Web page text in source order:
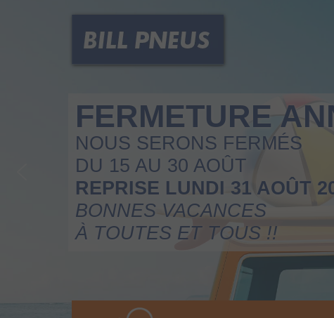
FERMETURE
NOUS SERONS FERMÉS
DU 15 AU 30 AOÛT
REPRISE LUNDI 31 AOÛT
BONNES VACANCES
À TOUTES ET TOUS !!